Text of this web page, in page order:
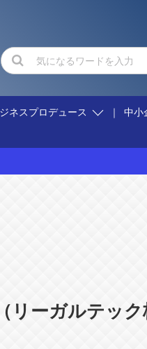
ネスプロデュース 中小
リーガルテッ